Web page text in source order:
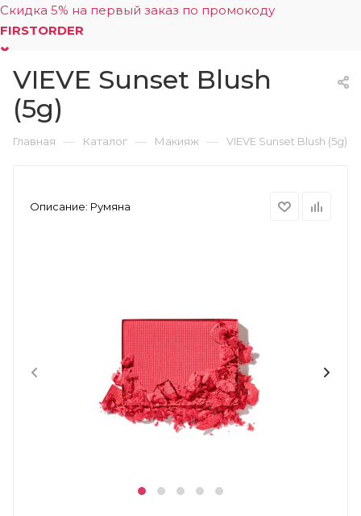
Скидка 5% на первый заказ по промокоду
FIRSTORDER
0
VIEVE Sunset Blush
(5g)
Главная — Каталог — Макияж — VIEVE Sunset Blush (5g)
Описание: Румяна